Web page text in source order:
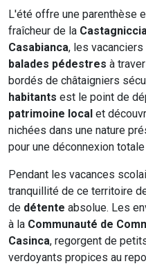
L'été offre une parenthèse
fraîcheur de la
Casabianca, les
balades pédestres à
bordés de châtaigniers
habitants est le point de
patrimoine local et
nichées dans une nature
pour une déconnexion
Pendant les vacances
tranquillité de ce territoire
de détente absolue. Les
à la Communauté de
Casinca, regorgent de
verdoyants propices au